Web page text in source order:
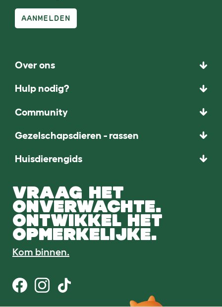
AANMELDEN
Over ons
Hulp nodig?
Community
Gezelschapsdieren - rassen
Huisdierengids
VRAAG HET
ONVERWACHTE.
ONTWIKKEL HET
OPMERKELIJKE.
Kom binnen.